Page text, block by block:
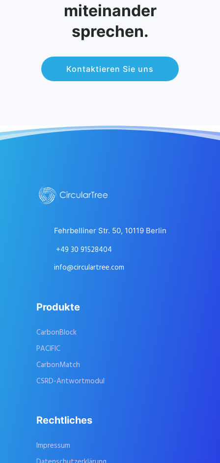
miteinander
sprechen.
Kontaktieren Sie uns
Fehrbelliner Str. 50, 10119 Berlin
+49 30 91528404
info@circulartree.com
Produkte
CarbonBlock
PACIFIC
CarbonMatch
CSRD-Antwortmodul
Rechtliches
Impressum